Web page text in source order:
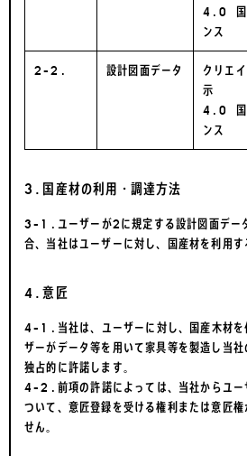
4.0 国
ンス
2-2. 設計図面データ
クリエ
示
4.0 国
ンス
3.国産材の利用・調達方法
3-1.ユーザーが2に規定する設計図面デー
合、当社はユーザーに対し、国産材を利用す
4.意匠
4-1.当社は、ユーザーに対し、国産木材を
ザーがデータ等を用いて家具等を製造し当
独占的に許諾します。
4-2.前項の許諾によっては、当社からユー
ついて、意匠登録を受ける権利または意匠
せん。